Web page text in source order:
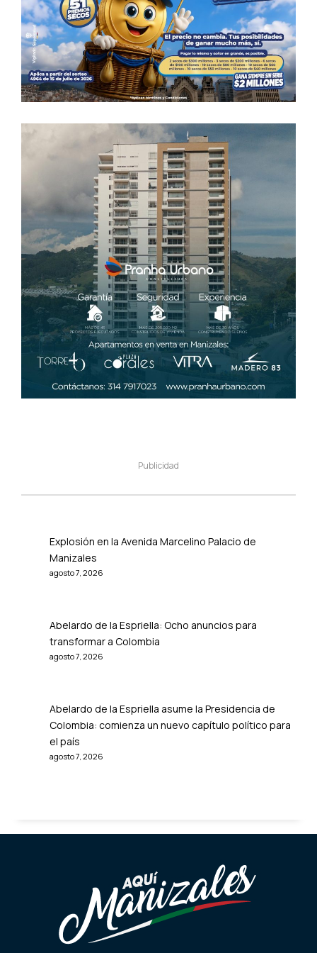
Publicidad
Explosión en la Avenida Marcelino Palacio de
Manizales
agosto 7, 2026
Abelardo de la Espriella: Ocho anuncios para
transformar a Colombia
agosto 7, 2026
Abelardo de la Espriella asume la Presidencia de
Colombia: comienza un nuevo capítulo político para
el país
agosto 7, 2026